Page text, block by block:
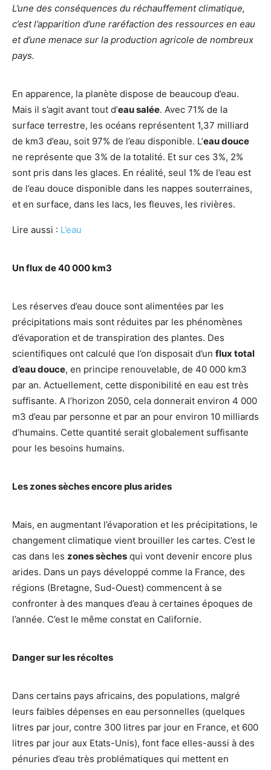
L’une des conséquences du réchauffement climatique,
c’est l’apparition d’une raréfaction des ressources en eau
et d’une menace sur la production agricole de nombreux
pays.
En apparence, la planète dispose de beaucoup d’eau.
Mais il s’agit avant tout d’eau salée. Avec 71% de la
surface terrestre, les océans représentent 1,37 milliard
de km3 d’eau, soit 97% de l’eau disponible. L’eau douce
ne représente que 3% de la totalité. Et sur ces 3%, 2%
sont pris dans les glaces. En réalité, seul 1% de l’eau est
de l’eau douce disponible dans les nappes souterraines,
et en surface, dans les lacs, les fleuves, les rivières.
Lire aussi : L’eau
Un flux de 40 000 km3
Les réserves d’eau douce sont alimentées par les
précipitations mais sont réduites par les phénomènes
d’évaporation et de transpiration des plantes. Des
scientifiques ont calculé que l’on disposait d’un flux total
d’eau douce, en principe renouvelable, de 40 000 km3
par an. Actuellement, cette disponibilité en eau est très
suffisante. A l’horizon 2050, cela donnerait environ 4 000
m3 d’eau par personne et par an pour environ 10 milliards
d’humains. Cette quantité serait globalement suffisante
pour les besoins humains.
Les zones sèches encore plus arides
Mais, en augmentant l’évaporation et les précipitations, le
changement climatique vient brouiller les cartes. C’est le
cas dans les zones sèches qui vont devenir encore plus
arides. Dans un pays développé comme la France, des
régions (Bretagne, Sud-Ouest) commencent à se
confronter à des manques d’eau à certaines époques de
l’année. C’est le même constat en Californie.
Danger sur les récoltes
Dans certains pays africains, des populations, malgré
leurs faibles dépenses en eau personnelles (quelques
litres par jour, contre 300 litres par jour en France, et 600
litres par jour aux Etats-Unis), font face elles-aussi à des
pénuries d’eau très problématiques qui mettent en